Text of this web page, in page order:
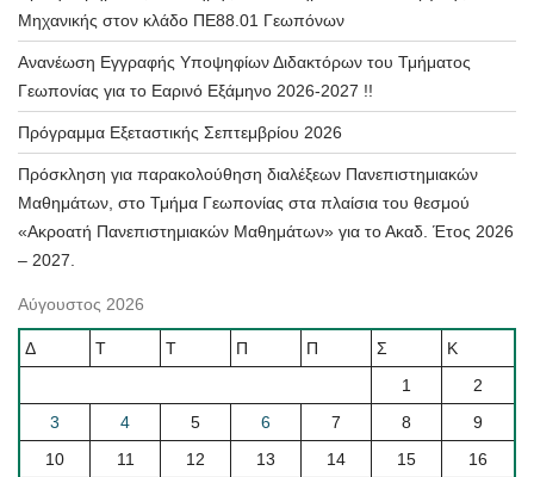
Μηχανικής στον κλάδο ΠΕ88.01 Γεωπόνων
Ανανέωση Εγγραφής Υποψηφίων Διδακτόρων του Τμήματος
Γεωπονίας για το Εαρινό Εξάμηνο 2026-2027 !!
Πρόγραμμα Εξεταστικής Σεπτεμβρίου 2026
Πρόσκληση για παρακολούθηση διαλέξεων Πανεπιστημιακών
Μαθημάτων, στο Τμήμα Γεωπονίας στα πλαίσια του θεσμού
«Ακροατή Πανεπιστημιακών Μαθημάτων» για το Ακαδ. Έτος 2026
– 2027.
Αύγουστος 2026
Δ Τ Τ Π Π Σ
Κ
1
2
3
4 5 6 7 8
9
10
11 12 13 14 15
16